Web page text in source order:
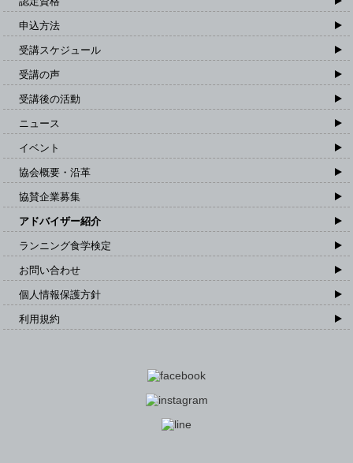
申込方法
受講スケジュール
受講の声
受講後の活動
ニュース
イベント
協会概要・沿革
協賛企業募集
アドバイザー紹介
ランニング食学検定
お問い合わせ
個人情報保護方針
利用規約